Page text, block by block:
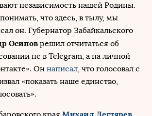
независимость нашей Родины.
что здесь, в тылу, мы
он. Губернатор Забайкальского
Осипов решил отчитаться об
не в Telegram, а на личной
Он написал, что голосовал с
«показать наше единство,
Михаил Дегтярев